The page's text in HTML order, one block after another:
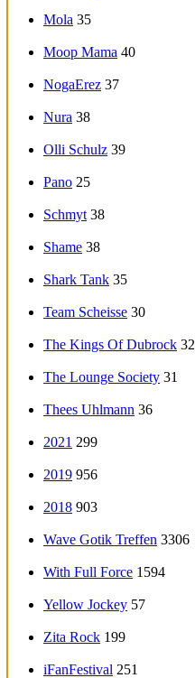
Mola 35
Moop Mama 40
NogaErez 37
Nura 38
Olli Schulz 39
Pano 25
Schmyt 38
Shame 38
Shark Tank 35
Team Scheisse 30
The Kings Of Dubrock 32
The Lounge Society 31
Thees Uhlmann 36
2021 299
2019 956
2018 903
Wave Gotik Treffen 3306
With Full Force 1594
Yellow Jockey 57
Zita Rock 199
iFanFestival 251